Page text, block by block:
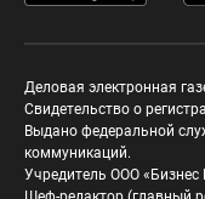
Деловая электронная
Свидетельство о
Выдано федеральной
коммуникаций.
Учредитель ООО «Бизнес